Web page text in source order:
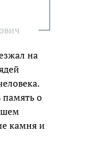
на
память о
камня и